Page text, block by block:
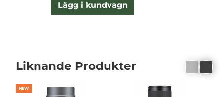
Lägg i kundvagn
Liknande Produkter
NEW